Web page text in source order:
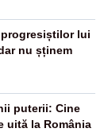
lui
nu șținem
puterii: Cine
uită la România